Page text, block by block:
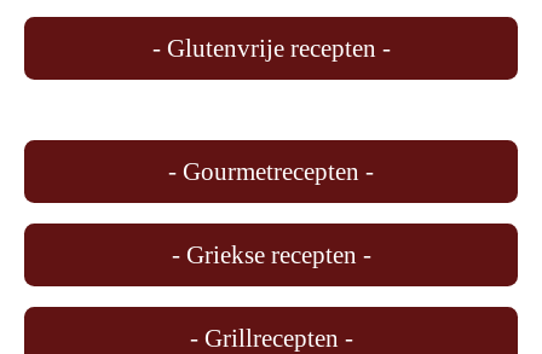
- Glutenvrije recepten -
- Gourmetrecepten -
- Griekse recepten -
- Grillrecepten -